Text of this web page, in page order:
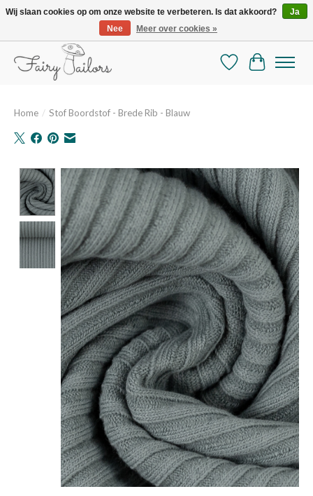
De mooiste online selectie stoffen en mercerie
Verlanglijst
Home / Stof Boordstof - Brede Rib - Blauw
Product image slideshow Items
Wij slaan cookies op om onze website te verbeteren. Is dat akkoord?
Ja
Nee
Meer over cookies »